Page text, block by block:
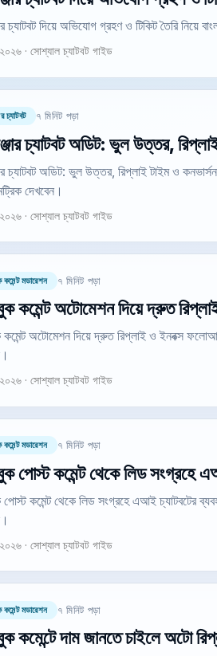
চ্যাটবট দিয়ে অভিযোগ গ্রহণ ও টিকিট তৈরি নিয়ে
· সোশ্যাল চ্যাটবট গাইড
চ্যাটবট ৭ মিনিট পড়া
চ্যাটবট অডিট: ভুল উত্তর,
চ্যাটবট অডিট: ভুল উত্তর, রিপ্লাই টাইম ও
দেখবেন।
· সোশ্যাল চ্যাটবট গাইড
মডারেশন ৭ মিনিট পড়া
কমেন্ট অটোমেশন দিয়ে দ্রুত
অটোমেশন দিয়ে দ্রুত রিপ্লাই ও ইনবক্স ফলোআপ
· সোশ্যাল চ্যাটবট গাইড
মডারেশন ৭ মিনিট পড়া
পোস্ট কমেন্ট থেকে লিড সংগ্রহে
কমেন্ট থেকে লিড সংগ্রহে এআই চ্যাটবটের
· সোশ্যাল চ্যাটবট গাইড
মডারেশন ৭ মিনিট পড়া
কমেন্টে দাম জানতে চাইলে অটো